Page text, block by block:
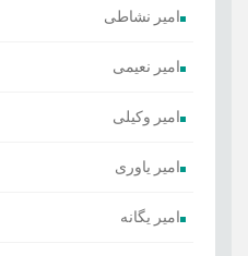
امیر نشاطی
امیر نعیمی
امیر وکیلی
امیر یاوری
امیر یگانه